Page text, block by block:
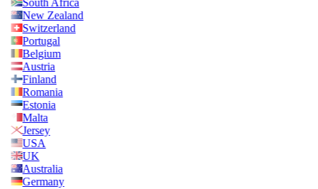
South Africa
New Zealand
Switzerland
Portugal
Belgium
Austria
Finland
Romania
Estonia
Malta
Jersey
USA
UK
Australia
Germany